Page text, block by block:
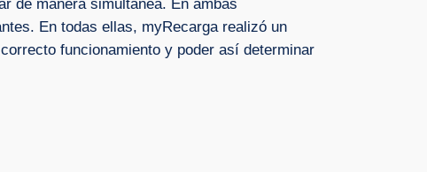
de manera simultánea. En ambas
En todas ellas, myRecarga realizó un
funcionamiento y poder así determinar